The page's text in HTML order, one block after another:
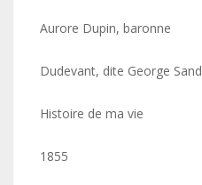
Aurore Dupin, baronne
Dudevant, dite George Sand
Histoire de ma vie
1855